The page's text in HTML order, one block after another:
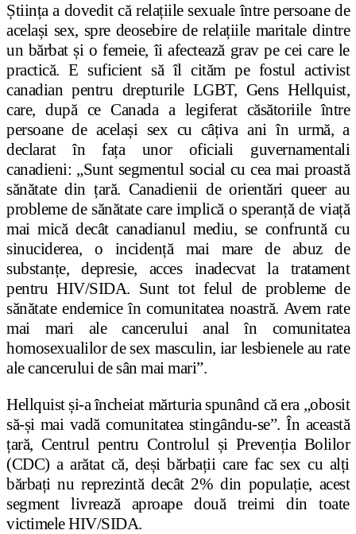
Știința a dovedit că relațiile sexuale între persoane de
același sex, spre deosebire de relațiile maritale dintre
un bărbat și o femeie, îi afectează grav pe cei care le
practică. E suficient să îl cităm pe fostul activist
canadian pentru drepturile LGBT, Gens Hellquist,
care, după ce Canada a legiferat căsătoriile între
persoane de același sex cu câțiva ani în urmă, a
declarat în fața unor oficiali guvernamentali
canadieni: „Sunt segmentul social cu cea mai proastă
sănătate din țară. Canadienii de orientări queer au
probleme de sănătate care implică o speranță de viață
mai mică decât canadianul mediu, se confruntă cu
sinuciderea, o incidență mai mare de abuz de
substanțe, depresie, acces inadecvat la tratament
pentru HIV/SIDA. Sunt tot felul de probleme de
sănătate endemice în comunitatea noastră. Avem rate
mai mari ale cancerului anal în comunitatea
homosexualilor de sex masculin, iar lesbienele au rate
ale cancerului de sân mai mari”.
Hellquist și-a încheiat mărturia spunând că era „obosit
să-și mai vadă comunitatea stingându-se”. În această
țară, Centrul pentru Controlul și Prevenția Bolilor
(CDC) a arătat că, deși bărbații care fac sex cu alți
bărbați nu reprezintă decât 2% din populație, acest
segment livrează aproape două treimi din toate
victimele HIV/SIDA.